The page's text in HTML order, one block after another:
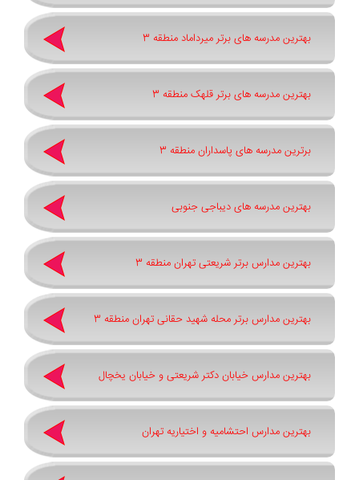
بهترین مدرسه های برتر میرداماد منطقه 3
بهترین مدرسه های برتر قلهک منطقه 3
برترین مدرسه های پاسداران منطقه 3
بهترین مدرسه های دیباجی جنوبی
بهترین مدارس برتر شریعتی تهران منطقه 3
بهترین مدارس برتر محله شهید حقانی تهران منطقه 3
بهترین مدارس خیابان دکتر شریعتی و خیابان یخچال
بهترین مدارس احتشامیه و اختیاریه تهران